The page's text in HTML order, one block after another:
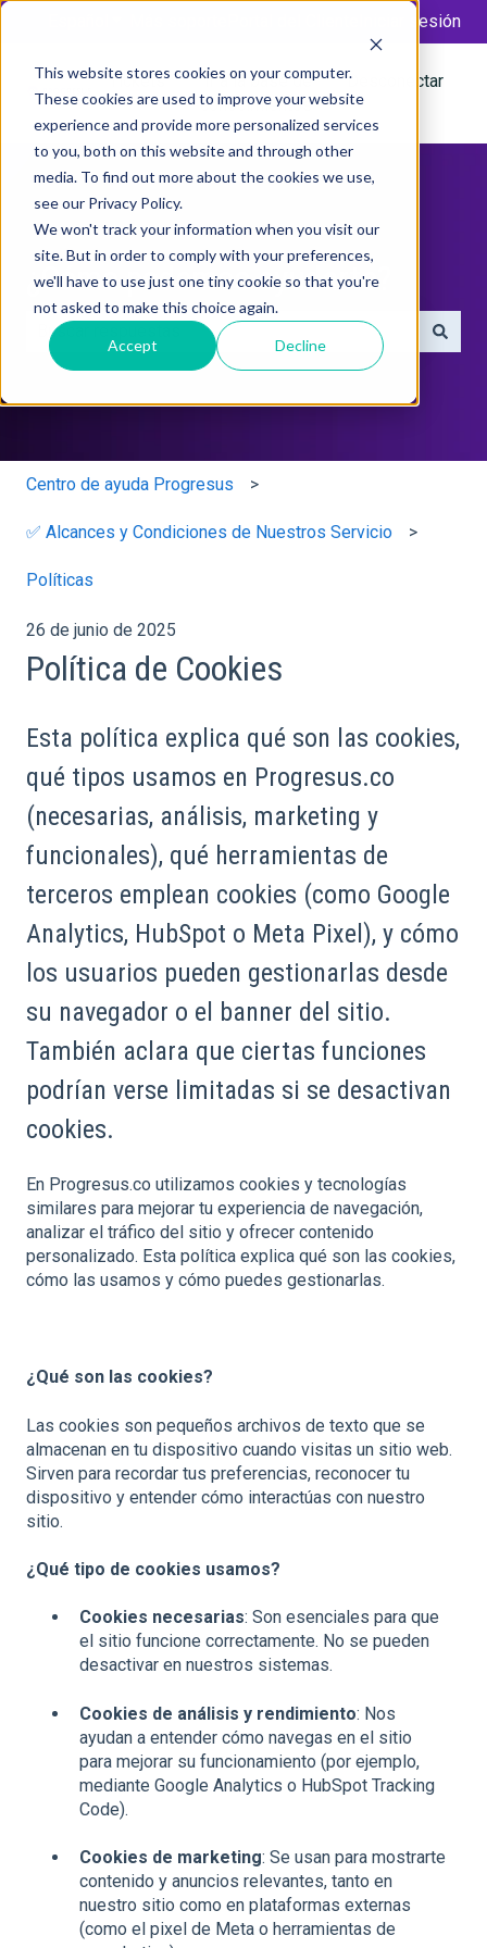
This website stores cookies on your computer.
These cookies are used to improve your website
experience and provide more personalized services
to you, both on this website and through other
media. To find out more about the cookies we use,
see our Privacy Policy.
We won't track your information when you visit our
site. But in order to comply with your preferences,
we'll have to use just one tiny cookie so that you're
not asked to make this choice again.
Accept Decline
Iniciar sesión
Tickets
Ir a la base de
conocimientos
Desconectar
¿Cómo podemos ayudarte?
No hay sugerencias porque el campo de búsqueda
Centro de ayuda Progresus
✅ Alcances y Condiciones de Nuestros Servicio
Políticas
26 de junio de 2025
Política de Cookies
Esta política explica qué son las cookies,
qué tipos usamos en Progresus.co
(necesarias, análisis, marketing y
funcionales), qué herramientas de
terceros emplean cookies (como Google
Analytics, HubSpot o Meta Pixel), y cómo
los usuarios pueden gestionarlas desde
su navegador o el banner del sitio.
También aclara que ciertas funciones
podrían verse limitadas si se desactivan
cookies.
En Progresus.co utilizamos cookies y tecnologías
similares para mejorar tu experiencia de navegación,
analizar el tráfico del sitio y ofrecer contenido
personalizado. Esta política explica qué son las cookies,
cómo las usamos y cómo puedes gestionarlas.
¿Qué son las cookies?
Las cookies son pequeños archivos de texto que se
almacenan en tu dispositivo cuando visitas un sitio web.
Sirven para recordar tus preferencias, reconocer tu
dispositivo y entender cómo interactúas con nuestro
sitio.
¿Qué tipo de cookies usamos?
Cookies necesarias: Son esenciales para que
el sitio funcione correctamente. No se pueden
desactivar en nuestros sistemas.
Cookies de análisis y rendimiento: Nos
ayudan a entender cómo navegas en el sitio
para mejorar su funcionamiento (por ejemplo,
mediante Google Analytics o HubSpot Tracking
Code).
Cookies de marketing: Se usan para mostrarte
contenido y anuncios relevantes, tanto en
nuestro sitio como en plataformas externas
(como el pixel de Meta o herramientas de